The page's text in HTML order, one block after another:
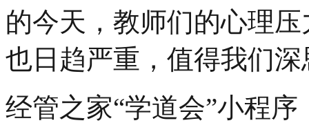
的今天，教师们的心理
也日趋严重，值得我们
经管之家“学道会”小程序